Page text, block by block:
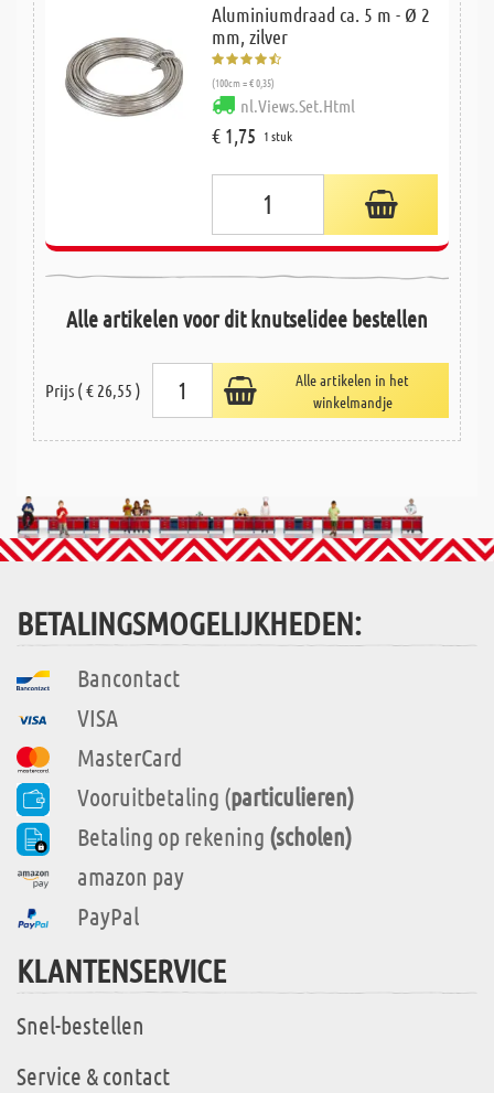
Aluminiumdraad ca. 5 m - Ø 2
mm, zilver
(100cm = € 0,35)
nl.Views.Set.Html
€ 1,75 1 stuk
Alle artikelen voor dit knutselidee bestellen
Prijs ( € 26,55 )
Alle artikelen in het
winkelmandje
BETALINGSMOGELIJKHEDEN:
Bancontact
VISA
MasterCard
Vooruitbetaling (particulieren)
Betaling op rekening (scholen)
amazon pay
PayPal
KLANTENSERVICE
Snel-bestellen
Service & contact